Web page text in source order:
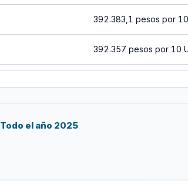
392.383,1 pesos por
392.357 pesos por 10
Todo el año 2025